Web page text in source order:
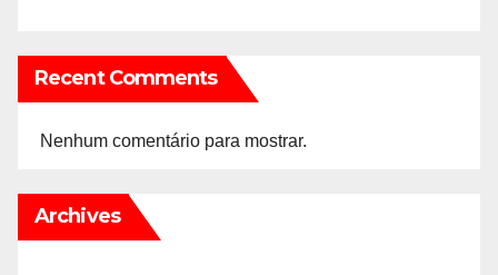
Recent Comments
Nenhum comentário para mostrar.
Archives